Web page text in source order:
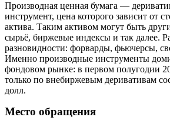
Производная ценная бумага —
инструмент, цена которого зависит от
актива. Таким активом могут быть
сырьё, биржевые индексы и так далее.
разновидности: форварды, фьючерсы,
Именно производные инструменты
фондовом рынке: в первом полугодии
только по внебиржевым деривативам
долл.
Место обращения